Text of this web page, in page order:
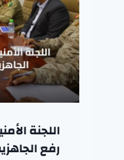
اللجنة
رفع